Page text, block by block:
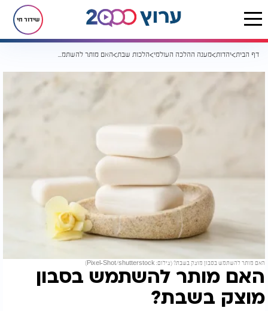
שידור חי
דף הבית יהדות מענה ההלכה העולמי הלכות שבת האם מותר להשתמש בסבון מוצק בשבת?
האם מותר להשתמש בסבון מוצק בשבת? (צילום: Pixel-Shot/shutterstock)
האם מותר להשתמש בסבון
מוצק בשבת?